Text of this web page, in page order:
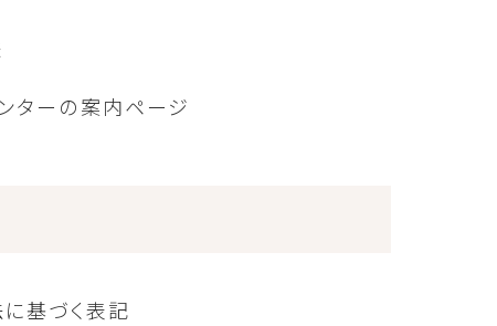
ターの案内ページ
基づく表記